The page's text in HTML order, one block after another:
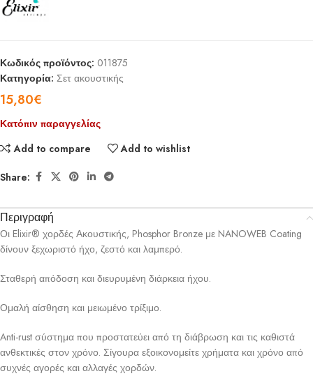
Κωδικός προϊόντος: 011875
Κατηγορία: Σετ ακουστικής
15,80€
Κατόπιν παραγγελίας
Add to compare
Add to wishlist
Share:
Περιγραφή
Οι Elixir® χορδές Ακουστικής, Phosphor Bronze με NANOWEB Coating
δίνουν ξεχωριστό ήχο, ζεστό και λαμπερό.
Σταθερή απόδοση και διευρυμένη διάρκεια ήχου.
Ομαλή αίσθηση και μειωμένο τρίξιμο.
Anti-rust σύστημα που προστατεύει από τη διάβρωση και τις καθιστά
ανθεκτικές στον χρόνο. Σίγουρα εξοικονομείτε χρήματα και χρόνο από
συχνές αγορές και αλλαγές χορδών.